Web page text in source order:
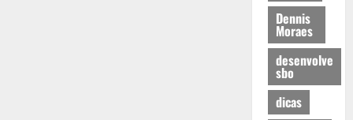
Dennis
Moraes
desenvolve
sbo
dicas